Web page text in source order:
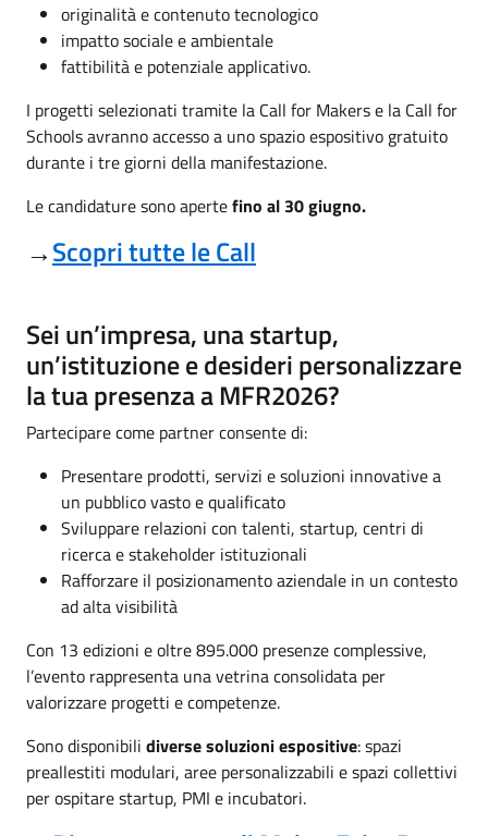
originalità e contenuto tecnologico
impatto sociale e ambientale
fattibilità e potenziale applicativo.
I progetti selezionati tramite la Call for Makers e la Call for
Schools avranno accesso a uno spazio espositivo gratuito
durante i tre giorni della manifestazione.
Le candidature sono apertefino al 30 giugno.
→Scopri tutte le Call
Sei un’impresa, una startup,
un’istituzione e desideri personalizzare
la tua presenza a MFR2026?
Partecipare come partner consente di:
Presentare prodotti, servizi e soluzioni innovative a
un pubblico vasto e qualificato
Sviluppare relazioni con talenti, startup, centri di
ricerca e stakeholder istituzionali
Rafforzare il posizionamento aziendale in un contesto
ad alta visibilità
Con 13 edizioni e oltre 895.000 presenze complessive,
l’evento rappresenta una vetrina consolidata per
valorizzare progetti e competenze.
Sono disponibili diverse soluzioni espositive: spazi
preallestiti modulari, aree personalizzabili e spazi collettivi
per ospitare startup, PMI e incubatori.